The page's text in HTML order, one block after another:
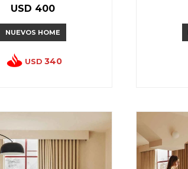
USD 400
NUEVOS HOME
USD 340